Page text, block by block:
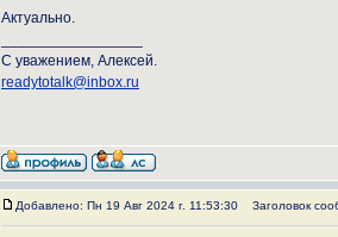
Актуально.
С уважением, Алексей.
readytotalk@inbox.ru
Добавлено: Пн 19 Авг 2024 г. 11:53:30 Заголовок